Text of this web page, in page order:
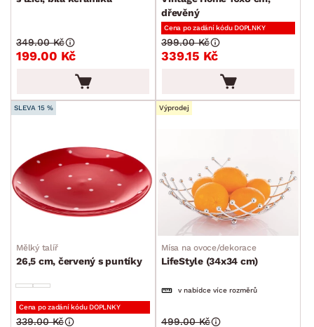
Plechy a pekáče
Příbory
Vařečky a naběračky
Jídelní servis
Příslušenství ke kávě a čaji
Kuchyňské nože
Dózy
Cukrářské potřeby
Osvětlení
199.00 Kč
349.00 Kč
dřevěný
Cena po zadání kódu DOPLNKY
339.15 Kč
399.00 Kč
SLEVA 15 %
Mělký talíř
26,5 cm, červený s puntíky
Cena po zadání kódu DOPLNKY
339.00 Kč
Výprodej
Mísa na ovoce/dekorace
LifeStyle (34x34 cm)
v nabídce více rozměrů
499.00 Kč